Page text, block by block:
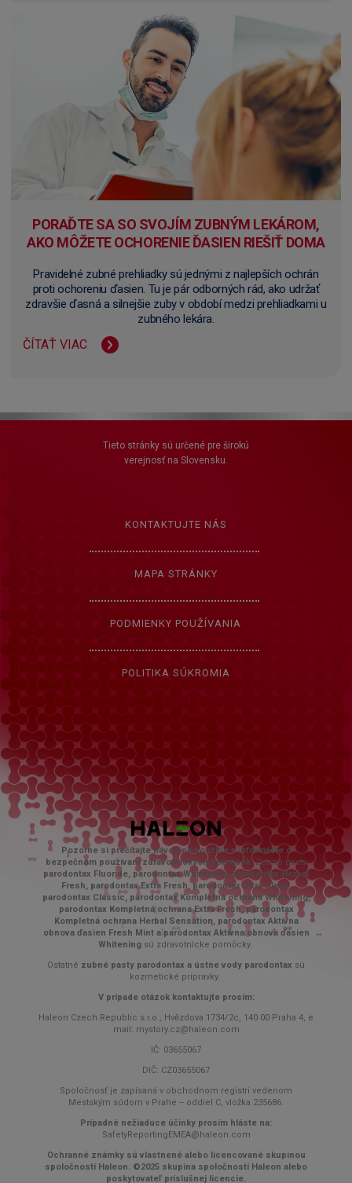
PORAĎTE SA SO SVOJÍM ZUBNÝM LEKÁROM,
AKO MÔŽETE OCHORENIE ĎASIEN RIEŠIŤ DOMA
Pravidelné zubné prehliadky sú jednými z najlepších ochrán
proti ochoreniu ďasien. Tu je pár odborných rád, ako udržať
zdravšie ďasná a silnejšie zuby v období medzi prehliadkami u
zubného lekára.
ČÍTAŤ VIAC
Tieto stránky sú určené pre širokú
verejnosť na Slovensku.
KONTAKTUJTE NÁS
MAPA STRÁNKY
PODMIENKY POUŽÍVANIA
POLITIKA SÚKROMIA
Pozorne si prečítajte návod na použitie a informácie o
bezpečnom používaní zdravotníckych pomôcok.Zubné pasty
parodontax Fluoride, parodontax Whitening, parodontax Herbal
Fresh, parodontax Extra Fresh, parodontax Ultra Clean,
parodontax Classic, parodontax Kompletná ochrana Whitening,
parodontax Kompletná ochrana Extra Fresh, parodontax
Kompletná ochrana Herbal Sensation, parodontax Aktívna
obnova ďasien Fresh Mint a parodontax Aktívna obnova ďasien
Whiteningsú zdravotnícke pomȏcky.
Ostatné zubné pasty parodontax a ústne vody parodontax sú
kozmetické prípravky.
V prípade otázok kontaktujte prosím:
Haleon Czech Republic s.r.o., Hvězdova 1734/2c, 140 00 Praha 4, e
mail: mystory.cz@haleon.com
IČ: 03655067
DIČ: CZ03655067
Spoločnosť je zapísaná v obchodnom registri vedenom
Mestským súdom v Prahe -- oddiel C, vložka 235686.
Prípadné nežiaduce účinky prosím hláste na:
SafetyReportingEMEA@haleon.com
Ochranné známky sú vlastnené alebo licencované skupinou
spoločností Haleon. ©2025 skupina spoločností Haleon alebo
poskytovateľ príslušnej licencie.